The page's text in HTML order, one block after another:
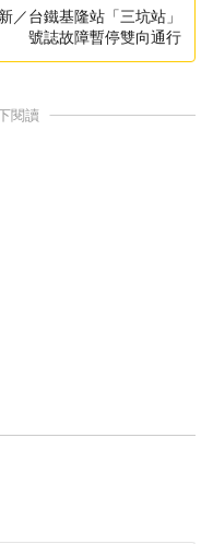
新／台鐵基隆站「三坑站」
號誌故障暫停雙向通行
閱讀